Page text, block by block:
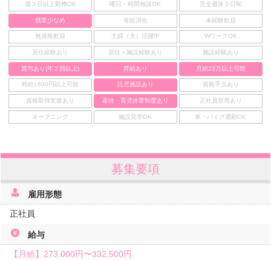
週３日以上勤務OK 曜日・時間相談OK 完全週休２日制
残業少なめ 有給消化 未経験歓迎
無資格歓迎 主婦（夫）活躍中 WワークOK
居住経験あり 居住＋施設経験あり 施設経験あり
賞与あり(年２回以上) 昇給あり 月給23万以上可能
時給1600円以上可能 託児施設あり 資格手当あり
資格取得支援あり 産休・育児休業制度あり 正社員登用あり
オープニング 施設見学OK 車・バイク通勤OK
募集要項
雇用形態
正社員
給与
【月給】273,000円〜332,500円